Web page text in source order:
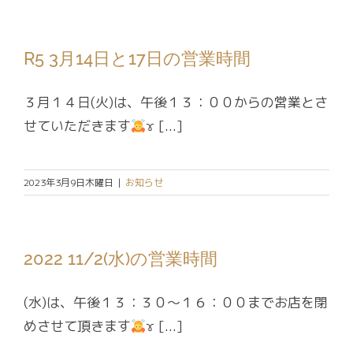
R5 3月14日と17日の営業時間
３月１４日(火)は、午後１３：００からの営業とさ
せていただきます
‍ɤ [...]
2023年3月9日木曜日 | お知らせ
2022 11/2(水)の営業時間
(水)は、午後１３：３０～１６：００までお店を閉
めさせて頂きます
‍ɤ [...]